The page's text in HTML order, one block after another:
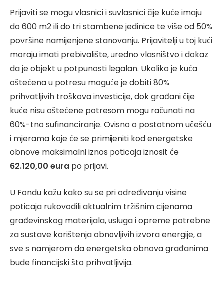
Prijaviti se mogu vlasnici i suvlasnici čije kuće imaju
do 600 m2 ili do tri stambene jedinice te više od 50%
površine namijenjene stanovanju. Prijavitelji u toj kući
moraju imati prebivalište, uredno vlasništvo i dokaz
da je objekt u potpunosti legalan. Ukoliko je kuća
oštećena u potresu moguće je dobiti 80%
prihvatljivih troškova investicije, dok građani čije
kuće nisu oštećene potresom mogu računati na
60%-tno sufinanciranje. Ovisno o postotnom učešću
i mjerama koje će se primijeniti kod energetske
obnove maksimalni iznos poticaja iznosit će
62.120,00 eura po prijavi.
U Fondu kažu kako su se pri određivanju visine
poticaja rukovodili aktualnim tržišnim cijenama
građevinskog materijala, usluga i opreme potrebne
za sustave korištenja obnovljivih izvora energije, a
sve s namjerom da energetska obnova građanima
bude financijski što prihvatljivija.